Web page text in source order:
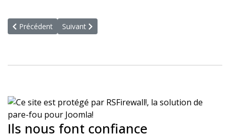
Article précédent : Notre catalogue de formations 2026
Précédent Article suivant : Notre expertise sur la Démarche
Suivant
Ils nous font confiance